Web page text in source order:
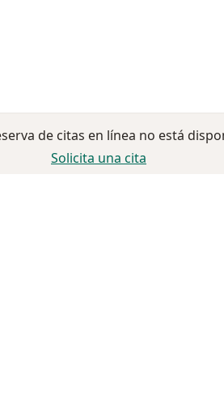
de citas en línea no está
Solicita una cita